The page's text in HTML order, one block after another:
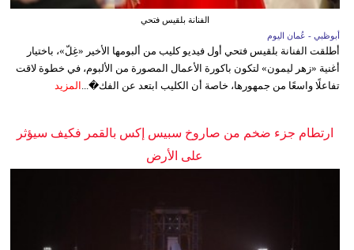
الفنانة بلقيس فتحي
أبوظبي - عُمان اليوم
أطلقت الفنانة بلقيس فتحي أول فيديو كليب من ألبومها الأخير «غِلّ»، باختيار
أغنية «زهر ليمون» لتكون باكورة الأعمال المصورة من الألبوم، في خطوة لاقت
تفاعلًا واسعًا من جمهورها، خاصة أن الكليب ابتعد عن الفك�... المزيد
ارتطام جزء ضخم من صاروخ سبيس إكس بالقمر فكيف سيؤثر
على الأرض